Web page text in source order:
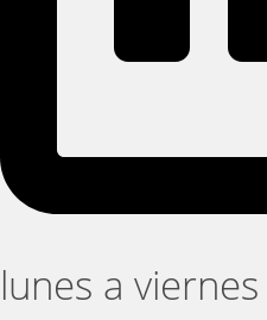
lunes a